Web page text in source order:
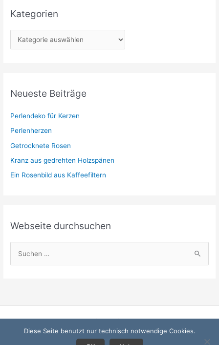
Kategorien
a
g
r
i
Neueste Beiträge
Perlendeko für Kerzen
Perlenherzen
Getrocknete Rosen
Kranz aus gedrehten Holzspänen
Ein Rosenbild aus Kaffeefiltern
Webseite durchsuchen
Startseite
Datenschutzerklärung
Impressum
Diese Seite benutzt nur technisch notwendige Cookies.